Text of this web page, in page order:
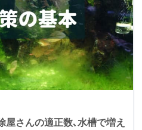
屋さんの適正数､水槽で増え